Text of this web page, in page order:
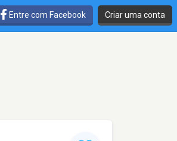
Entre com Facebook Criar uma conta